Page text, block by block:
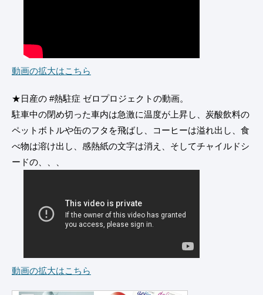
動画の拡大はこちら
★日産の #熱駐症 ゼロプロジェクトの動画。
駐車中の閉め切った車内は急激に温度が上昇し、炭酸飲料の
ペットボトルや缶のフタを飛ばし、コーヒーは溢れ出し、食
べ物は溶け出し、感熱紙の文字は消え、そしてチャイルドシ
ードの、、、
動画の拡大はこちら